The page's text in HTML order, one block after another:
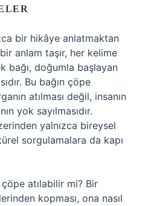
bir hikâye anlatmaktan
anlam taşır, her kelime
bağı, doğumla başlayan
Bu bağın çöpe
atılması değil, insanın
yok sayılmasıdır.
yalnızca bireysel
sorgulamalara da kapı
atılabilir mi? Bir
kopması, ona nasıl